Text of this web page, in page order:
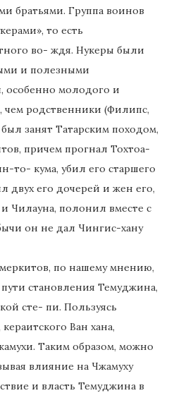
братьями. Группа воинов
то есть
во- ждя. Нукеры были
и полезными
особенно молодого и
чем родственники (Филипс,
занят Татарским походом,
причем прогнал Тохтоа-
то- кума, убил его старшего
двух его дочерей и жен его,
и Чилауна, полонил вместе с
он не дал Чингис-хану
по нашему мнению,
становления Темуджина,
сте- пи. Пользуясь
Ван хана,
Таким образом, можно
влияние на Чжамуху
и власть Темуджина в